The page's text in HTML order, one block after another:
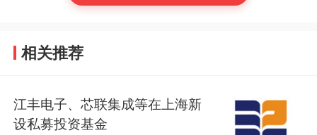
相关推荐
江丰电子、芯联集成等在上海新
设私募投资基金